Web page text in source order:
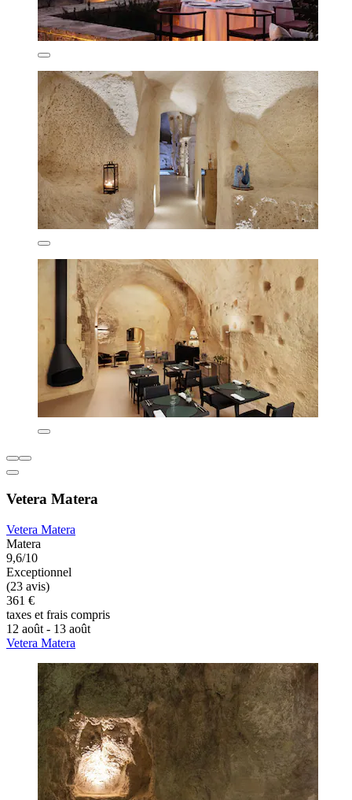
Vetera Matera
Vetera Matera
Matera
9,6/10
Exceptionnel
(23 avis)
361 €
taxes et frais compris
12 août - 13 août
Vetera Matera